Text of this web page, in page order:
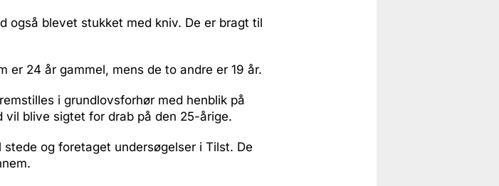
også blevet stukket med kniv. De er bragt til
er 24 år gammel, mens de to andre er 19 år.
i grundlovsforhør med henblik på
blive sigtet for drab på den 25-årige.
og foretaget undersøgelser i Tilst. De